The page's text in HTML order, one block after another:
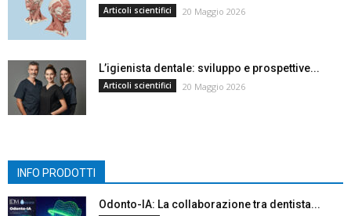
Articoli scientifici 20 Maggio 2026
L’igienista dentale: sviluppo e prospettive...
Articoli scientifici 20 Maggio 2026
INFO PRODOTTI
Odonto-IA: La collaborazione tra dentista...